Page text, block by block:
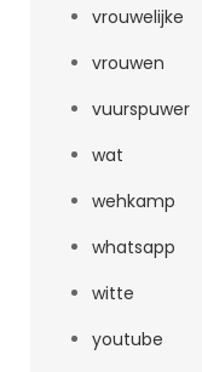
vrouwelijke
vrouwen
vuurspuwer
wat
wehkamp
whatsapp
witte
youtube